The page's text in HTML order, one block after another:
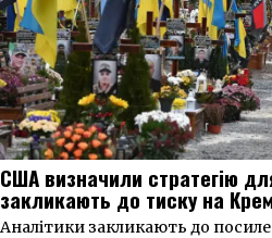
США визначили стратегію
закликають до тиску на
Аналітики закликають до